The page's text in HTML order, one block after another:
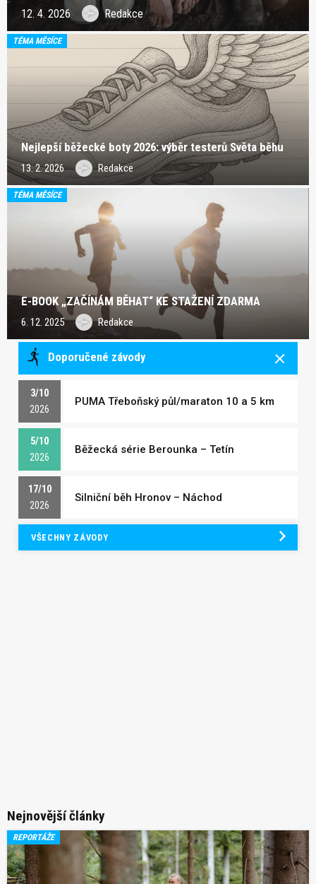
12. 4. 2026 Redakce
TÉMA MĚSÍCE
Nejlepší běžecké boty 2026: výběr testerů Světa běhu
13. 2. 2026 Redakce
TÉMA MĚSÍCE
E-BOOK „ZAČÍNÁM BĚHAT“ KE STAŽENÍ ZDARMA
6. 12. 2025 Redakce
Doporučené závody
3/10
2026
PUMA Třeboňský půl/maraton 10 a 5 km
5/10
2026
Běžecká série Berounka – Tetín
17/10
2026
Silniční běh Hronov – Náchod
VŠECHNY ZÁVODY
Nejnovější články
REPORTÁŽE